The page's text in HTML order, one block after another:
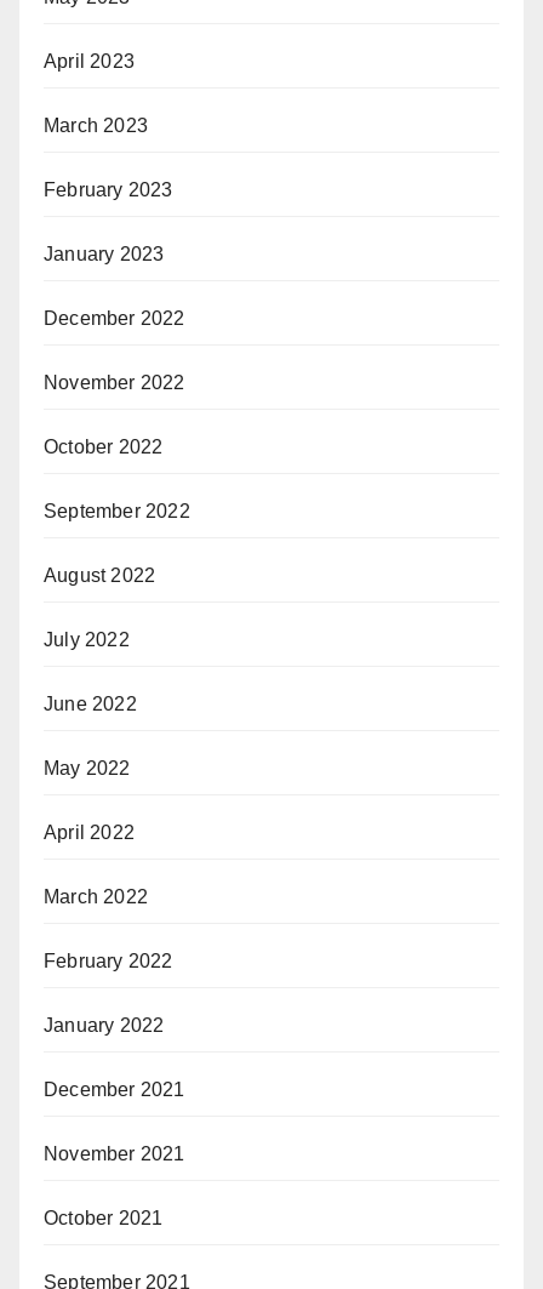
April 2023
March 2023
February 2023
January 2023
December 2022
November 2022
October 2022
September 2022
August 2022
July 2022
June 2022
May 2022
April 2022
March 2022
February 2022
January 2022
December 2021
November 2021
October 2021
September 2021